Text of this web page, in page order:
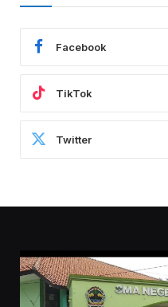
Facebook
TikTok
Twitter